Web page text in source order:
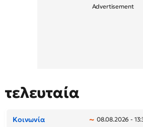
τελευταία
Κοινωνία 08.08.2026 -